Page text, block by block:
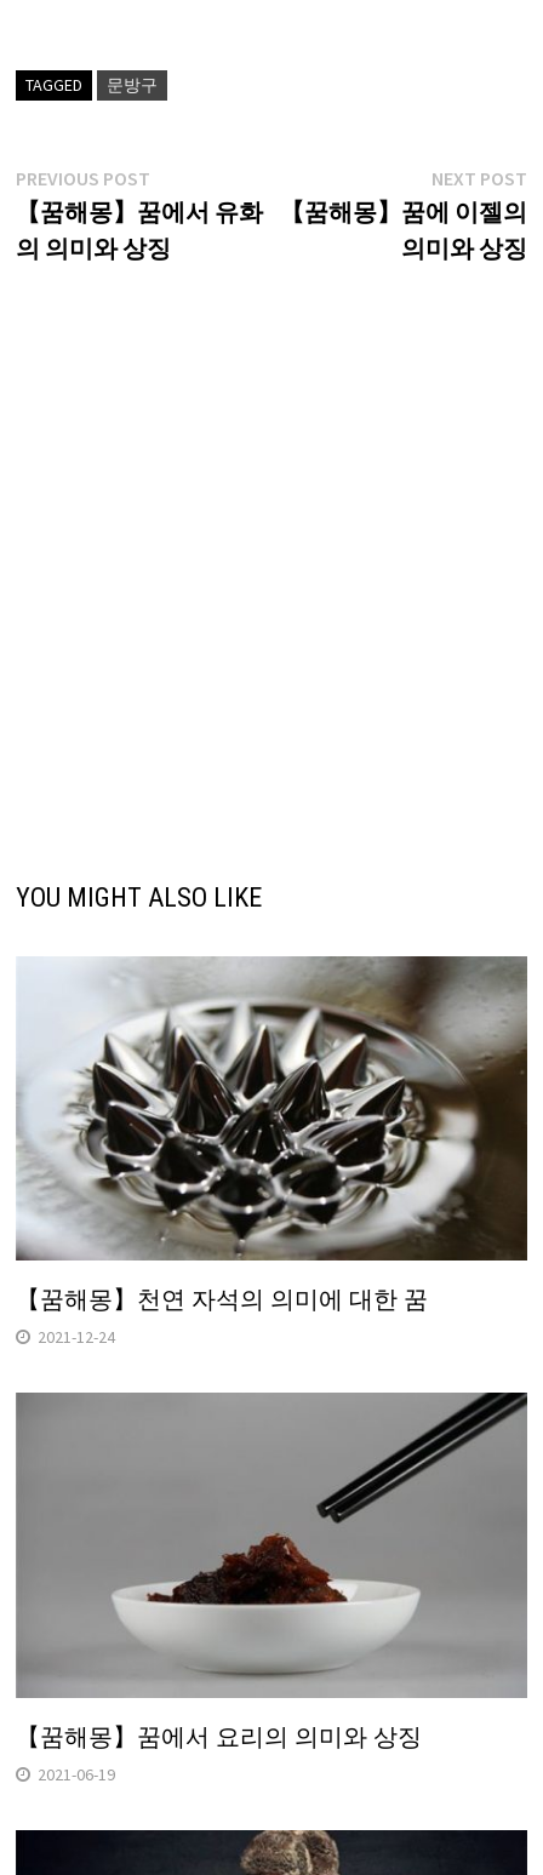
TAGGED 문방구
글
탐
색
PREVIOUS POSTPrevious
post:
【꿈해몽】꿈에서 유화
의 의미와 상징
NEXT POST
【꿈해몽】꿈에 이젤의
의미와 상징
YOU MIGHT ALSO LIKE
【꿈해몽】천연 자석의 의미에 대한 꿈
2021-12-24
【꿈해몽】꿈에서 요리의 의미와 상징
2021-06-19